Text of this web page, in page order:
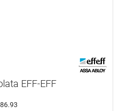
EFF-EFF